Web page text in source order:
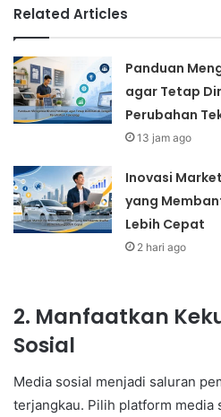
Related Articles
Panduan
agar Tetap
Perubahan
13 jam ago
Inovasi
yang
Lebih Cepat
2 hari ago
2. Manfaatkan
Sosial
Media sosial menjadi saluran
terjangkau. Pilih platform media